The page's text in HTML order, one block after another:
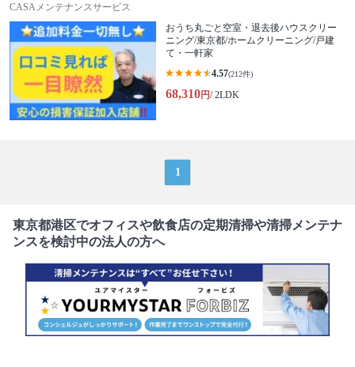
CASAメンテナンスサービス
おうち丸ごと空室・退去後ハウスクリー
ニング/東京都/ホームクリーニング/戸建
て・一軒家
4.57(212件)
68,310円/ 2LDK
1
東京都港区でオフィスや飲食店の定期清掃や清掃メンテナ
ンスを検討中の法人の方へ